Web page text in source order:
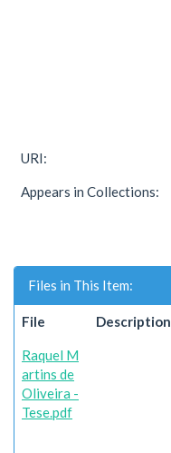
URI:
Appears in Collections:
Files in This Item:
File Description
Raquel M
artins de
Oliveira -
Tese.pdf